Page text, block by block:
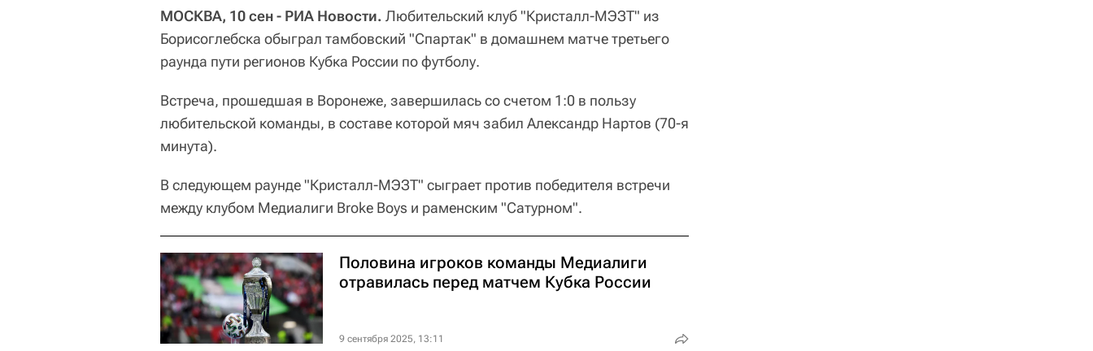
МОСКВА, 10 сен - РИА Новости. Любительский клуб "Кристалл-МЭЗТ" из
Борисоглебска обыграл тамбовский "Спартак" в домашнем матче третьего
раунда пути регионов Кубка России по футболу.
Встреча, прошедшая в Воронеже, завершилась со счетом 1:0 в пользу
любительской команды, в составе которой мяч забил Александр Нартов (70-я
минута).
В следующем раунде "Кристалл-МЭЗТ" сыграет против победителя встречи
между клубом Медиалиги Broke Boys и раменским "Сатурном".
Половина игроков команды Медиалиги
отравилась перед матчем Кубка России
9 сентября 2025, 13:11